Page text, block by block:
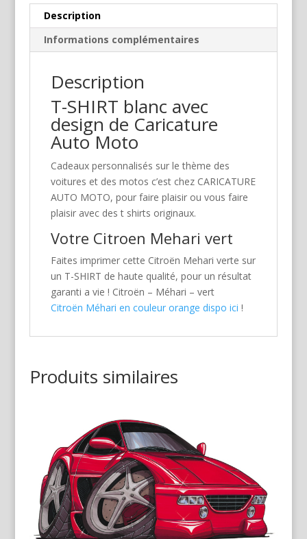
Description
Informations complémentaires
Description
T-SHIRT blanc avec
design de Caricature
Auto Moto
Cadeaux personnalisés sur le thème des
voitures et des motos c’est chez CARICATURE
AUTO MOTO, pour faire plaisir ou vous faire
plaisir avec des t shirts originaux.
Votre Citroen Mehari vert
Faites imprimer cette Citroën Mehari verte sur
un T-SHIRT de haute qualité, pour un résultat
garanti a vie ! Citroën – Méhari – vert
Citroën Méhari en couleur orange dispo ici !
Produits similaires